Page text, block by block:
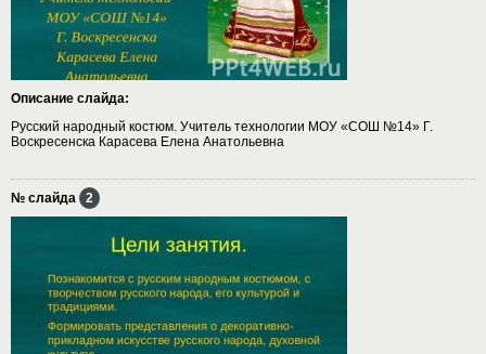
Описание слайда:
Русский народный костюм. Учитель технологии МОУ «СОШ №14» Г.
Воскресенска Карасева Елена Анатольевна
№ слайда 2